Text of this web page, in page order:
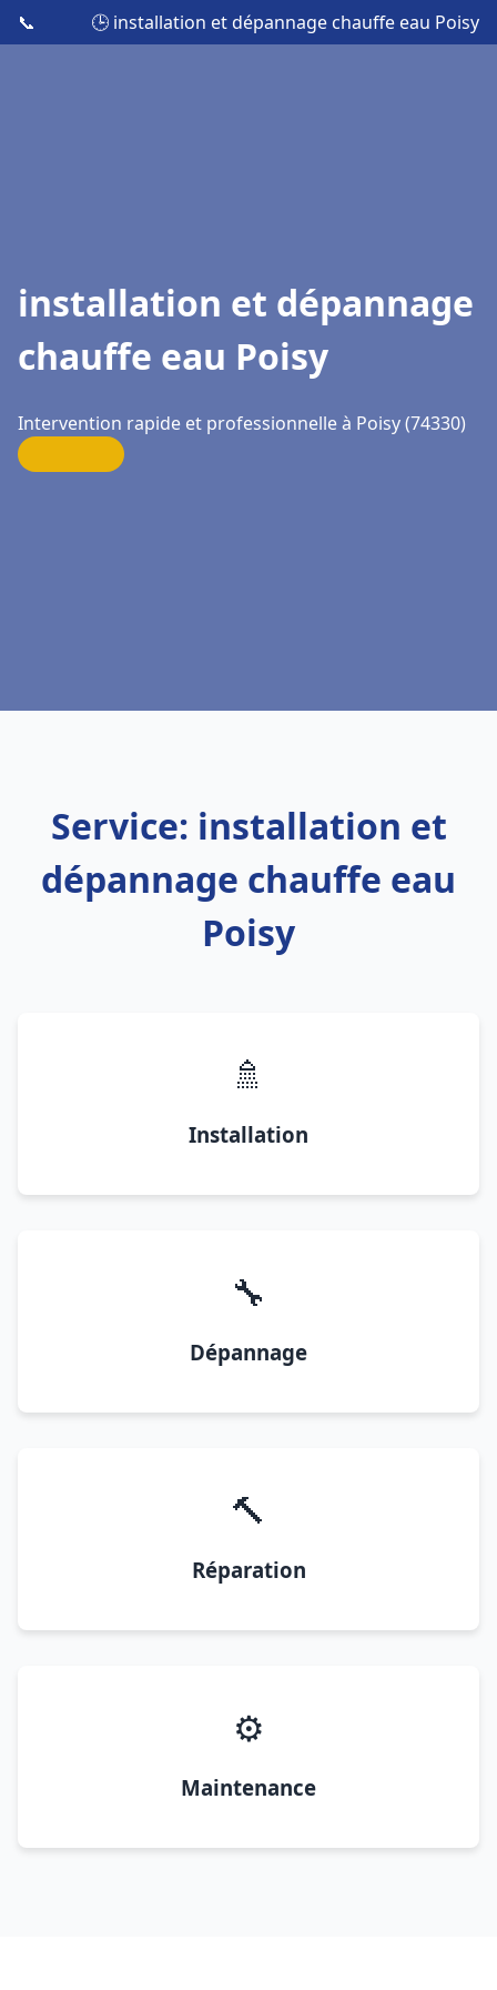
📞 🕒 installation et dépannage chauffe eau Poisy
installation et dépannage
chauffe eau Poisy
Intervention rapide et professionnelle à Poisy (74330)
Service: installation et
dépannage chauffe eau
Poisy
🚿
Installation
🔧
Dépannage
🔨
Réparation
⚙️
Maintenance